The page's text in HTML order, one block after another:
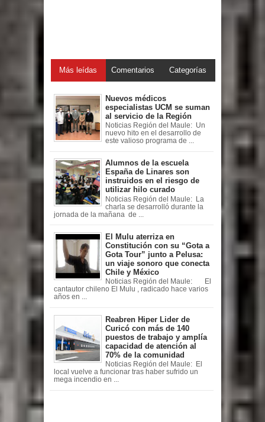
Más leídas Comentarios Categorías
Nuevos médicos
especialistas UCM se suman
al servicio de la Región
Noticias Región del Maule: Un
nuevo hito en el desarrollo de
este valioso programa de ...
Alumnos de la escuela
España de Linares son
instruidos en el riesgo de
utilizar hilo curado
Noticias Región del Maule: La
charla se desarrolló durante la
jornada de la mañana de ...
El Mulu aterriza en
Constitución con su “Gota a
Gota Tour” junto a Pelusa:
un viaje sonoro que conecta
Chile y México
Noticias Región del Maule: El
cantautor chileno El Mulu , radicado hace varios
años en ...
Reabren Hiper Lider de
Curicó con más de 140
puestos de trabajo y amplía
capacidad de atención al
70% de la comunidad
Noticias Región del Maule: El
local vuelve a funcionar tras haber sufrido un
mega incendio en ...